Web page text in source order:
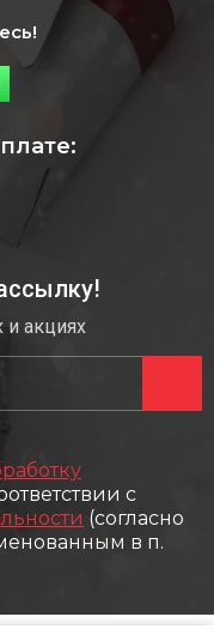
и акциях
с
(согласно
в п.